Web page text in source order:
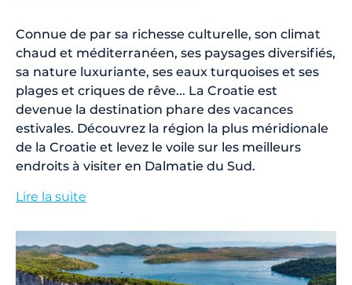
Connue de par sa richesse culturelle, son climat
chaud et méditerranéen, ses paysages diversifiés,
sa nature luxuriante, ses eaux turquoises et ses
plages et criques de rêve... La Croatie est
devenue la destination phare des vacances
estivales. Découvrez la région la plus méridionale
de la Croatie et levez le voile sur les meilleurs
endroits à visiter en Dalmatie du Sud.
Lire la suite